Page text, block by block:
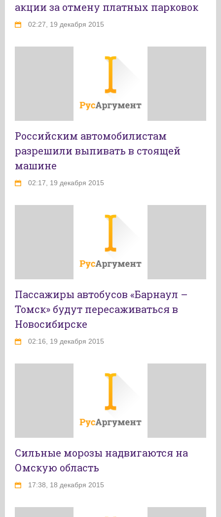
акции за отмену платных парковок
02:27, 19 декабря 2015
Российским автомобилистам
разрешили выпивать в стоящей
машине
02:17, 19 декабря 2015
Пассажиры автобусов «Барнаул –
Томск» будут пересаживаться в
Новосибирске
02:16, 19 декабря 2015
Сильные морозы надвигаются на
Омскую область
17:38, 18 декабря 2015